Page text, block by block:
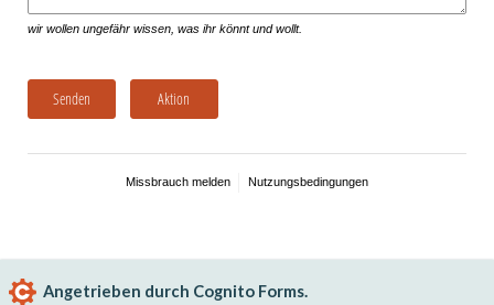
wir wollen ungefähr wissen, was ihr könnt und wollt.
Senden Aktion
Missbrauch melden Nutzungsbedingungen
Angetrieben durch Cognito Forms.